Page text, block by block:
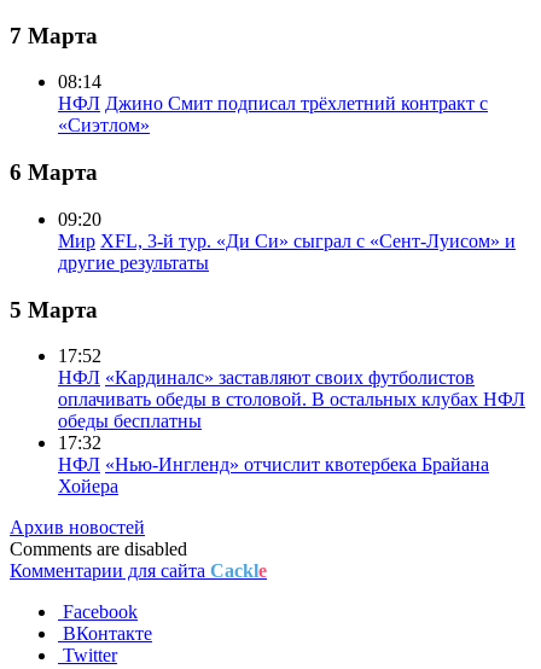
7 Марта
08:14
НФЛ Джино Смит подписал трёхлетний контракт с
«Сиэтлом»
6 Марта
09:20
Мир XFL, 3-й тур. «Ди Си» сыграл с «Сент-Луисом» и
другие результаты
5 Марта
17:52
НФЛ «Кардиналс» заставляют своих футболистов
оплачивать обеды в столовой. В остальных клубах НФЛ
обеды бесплатны
17:32
НФЛ «Нью-Ингленд» отчислит квотербека Брайана
Хойера
Архив новостей
Comments are disabled
Комментарии для сайта Cackle
Facebook
ВКонтакте
Twitter